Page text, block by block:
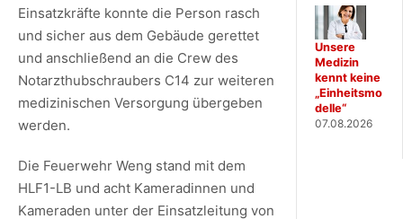
Einsatzkräfte konnte die Person rasch
und sicher aus dem Gebäude gerettet
und anschließend an die Crew des
Notarzthubschraubers C14 zur weiteren
medizinischen Versorgung übergeben
werden.
Die Feuerwehr Weng stand mit dem
HLF1-LB und acht Kameradinnen und
Kameraden unter der Einsatzleitung von
Unsere
Medizin
kennt keine
„Einheitsmo
delle“
07.08.2026